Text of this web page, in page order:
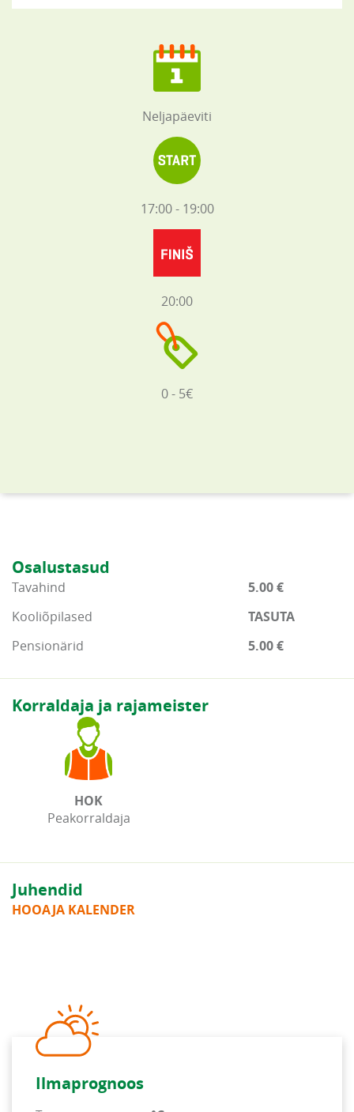
Neljapäeviti
17:00 - 19:00
20:00
0 - 5€
Osalustasud
Tavahind
5.00 €
Kooliõpilased
TASUTA
Pensionärid
5.00 €
Korraldaja ja rajameister
HOK
Peakorraldaja
Juhendid
HOOAJA KALENDER
Ilmaprognoos